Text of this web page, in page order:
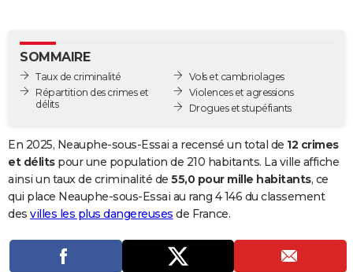
GUIDES D'ACHAT
BONS PLANS
Carte de Noël
Carte Bonne année
Carte Saint-Valentin
Carte Pâques
Carte d'anniversaire
DICTIONNAIRE
Dictionnaire
Biographies
Citations
Expressions
Proverbes
PROGRAMME TV
COPAINS D'AVANT
S'inscrire
Se connecter
Lycées
Collèges
Primaires
Universités
Entreprises
Service militaire
Avis de recherche
AVIS DE DÉCÈS
SOMMAIRE
Taux de criminalité
Répartition des crimes et
délits
Vols et cambriolages
Violences et agressions
Drogues et stupéfiants
En 2025, Neauphe-sous-Essai a recensé un total de 12 crimes
et délitspour une population de 210 habitants. La ville affiche
ainsi un taux de criminalité de 55,0 pour mille habitants, ce
qui place Neauphe-sous-Essai au rang 4 146 du classement
des villes les plus dangereuses de France.